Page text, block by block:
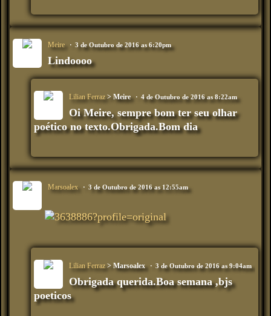
Meire 3 de Outubro de 2016 as 6:20pm
Lindoooo
Lilian Ferraz> Meire 4 de Outubro de 2016 as 8:22am
Oi Meire, sempre bom ter seu olhar
poético no texto.Obrigada.Bom dia
Marsoalex 3 de Outubro de 2016 as 12:55am
Lilian Ferraz> Marsoalex 3 de Outubro de 2016 as 9:04am
Obrigada querida.Boa semana ,bjs
poeticos